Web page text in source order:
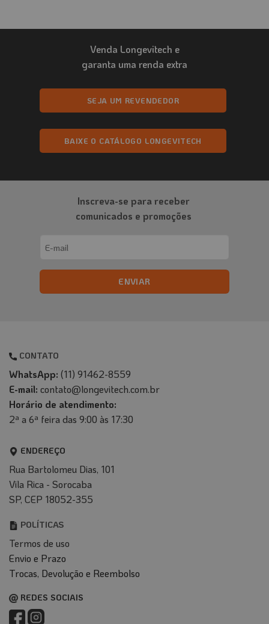
Venda Longevitech e
garanta uma renda extra
SEJA UM REVENDEDOR
BAIXE O CATÁLOGO LONGEVITECH
Inscreva-se para receber
comunicados e promoções
CONTATO
WhatsApp: (11) 91462-8559
E-mail: contato@longevitech.com.br
Horário de atendimento:
2ª a 6ª feira das 9:00 às 17:30
ENDEREÇO
Rua Bartolomeu Dias, 101
Vila Rica - Sorocaba
SP, CEP 18052-355
POLÍTICAS
Termos de uso
Envio e Prazo
Trocas, Devolução e Reembolso
REDES SOCIAIS